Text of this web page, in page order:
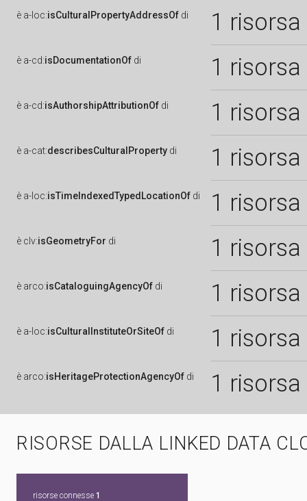
è a-loc:isCulturalPropertyAddressOf di 1 risorsa
è a-cd:isDocumentationOf di 1 risorsa
è a-cd:isAuthorshipAttributionOf di 1 risorsa
è a-cat:describesCulturalProperty di 1 risorsa
è a-loc:isTimeIndexedTypedLocationOf di 1 risorsa
è clv:isGeometryFor di 1 risorsa
è arco:isCataloguingAgencyOf di 1 risorsa
è a-loc:isCulturalInstituteOrSiteOf di 1 risorsa
è arco:isHeritageProtectionAgencyOf di 1 risorsa
RISORSE DALLA LINKED DATA
risorse connesse 1